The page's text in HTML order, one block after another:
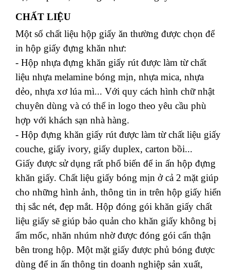
CHẤT LIỆU
Một số chất liệu hộp giấy ăn thường được chọn để
in hộp giấy đựng khăn như:
- Hộp nhựa đựng khăn giấy rút được làm từ chất
liệu nhựa melamine bóng mịn, nhựa mica, nhựa
dẻo, nhựa xơ lúa mì... Với quy cách hình chữ nhật
chuyên dùng và có thể in logo theo yêu cầu phù
hợp với khách sạn nhà hàng.
- Hộp đựng khăn giấy rút được làm từ chất liệu giấy
couche, giấy ivory, giấy duplex, carton bồi...
Giấy được sử dụng rất phổ biến để in ấn hộp đựng
khăn giấy. Chất liệu giấy bóng mịn ở cả 2 mặt giúp
cho những hình ảnh, thông tin in trên hộp giấy hiển
thị sắc nét, đẹp mắt. Hộp đóng gói khăn giấy chất
liệu giấy sẽ giúp bảo quản cho khăn giấy không bị
ẩm mốc, nhăn nhúm nhờ được đóng gói cẩn thận
bên trong hộp. Một mặt giấy được phủ bóng được
dùng để in ấn thông tin doanh nghiệp sản xuất,